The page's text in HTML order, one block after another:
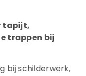
tapijt,
trappen bij
bij schilderwerk,